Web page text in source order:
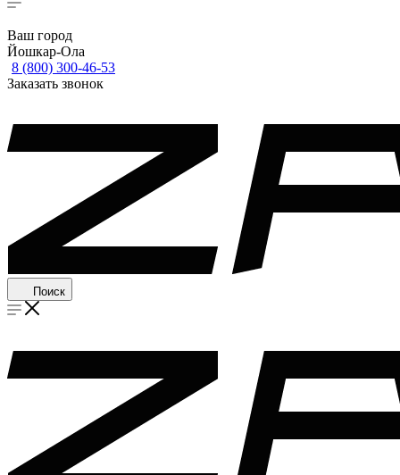
Ваш город
Йошкар-Ола
8 (800) 300-46-53
Заказать звонок
Поиск